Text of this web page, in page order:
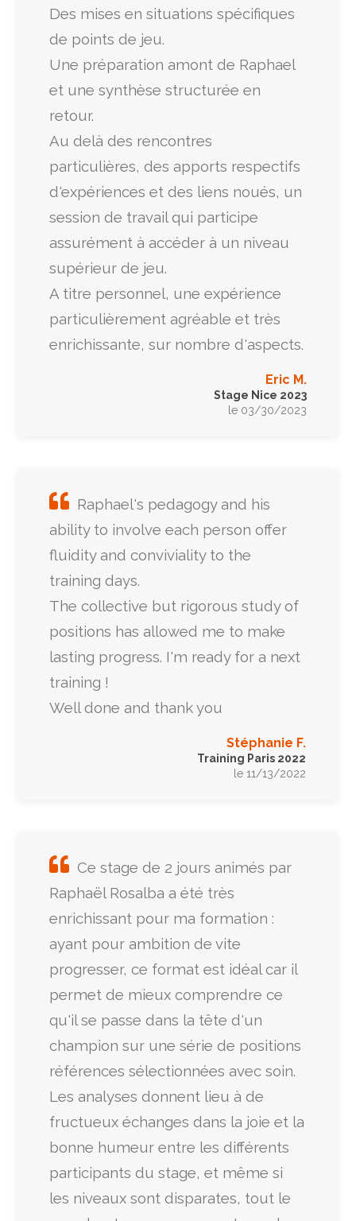
Des mises en situations spécifiques
de points de jeu.
Une préparation amont de Raphael
et une synthèse structurée en
retour.
Au delà des rencontres
particulières, des apports respectifs
d'expériences et des liens noués, un
session de travail qui participe
assurément à accéder à un niveau
supérieur de jeu.
A titre personnel, une expérience
particulièrement agréable et très
enrichissante, sur nombre d'aspects.
Eric M.
Stage Nice 2023
le 03/30/2023
Raphael's pedagogy and his
ability to involve each person offer
fluidity and conviviality to the
training days.
The collective but rigorous study of
positions has allowed me to make
lasting progress. I'm ready for a next
training !
Well done and thank you
Stéphanie F.
Training Paris 2022
le 11/13/2022
Ce stage de 2 jours animés par
Raphaël Rosalba a été très
enrichissant pour ma formation :
ayant pour ambition de vite
progresser, ce format est idéal car il
permet de mieux comprendre ce
qu'il se passe dans la tête d'un
champion sur une série de positions
références sélectionnées avec soin.
Les analyses donnent lieu à de
fructueux échanges dans la joie et la
bonne humeur entre les différents
participants du stage, et même si
les niveaux sont disparates, tout le